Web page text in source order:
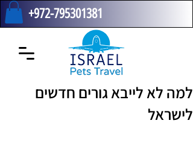
+972-795301381
למה לא לייבא גורים חדשים
לישראל